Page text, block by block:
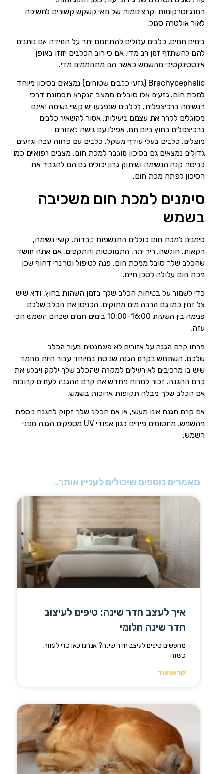
המנגיוסרקומות וקרצינומות של תאי קשקש קשורים לחשיפה
לאור אולטרה סגול.
בימים חמים, כלבים עלולים להתחמם יתר על המידה אם נותנים
להם להשתזף זמן רב מדי. אם כי רוב הכלבים יזוזו באופן
אינסטינקטיבי מהשמש כאשר הם מתחממים מדי.
Brachycephalic (גזעי כלבים שטוחים) נמצאים בסיכון מיוחד
למכת חום. גזעים אלו סובלים ממצב הנקרא תסמונת דרכי
הנשימה ברכיצפלית. לכלבים שנפגעו יש קשיי נשימה ואינם
מסוגלים לקרר את עצמם ביעילות. אסור להשאיר כלבים
ברכיצפלים בחוץ ביום חם, אפילו עם גישה לאזורים
מוצלים. כלבים בעלי עודף משקל, כלבים עם פרווה עבה וגזעים
גדולים נמצאים גם בסיכון מוגבר למכת חום. מצבים רפואיים כמו
קריסת קנה הנשימה ושיתוק גרון יכולים גם הם להגביר את
הסיכון לפתח מכת חום.
סימנים למכת חום משכיבה
בשמש
סימנים למכת חום כוללים התנשפות כבדות, קשיי נשימה,
הקאות, חולשה, ריר יתר, התמוטטות והתקפים. אם אתה חושד
שהכלב שלך סובל ממכת חום, פנה לטיפול וטרינרי דחוף שכן
מכת חום עלולה לסכן חיים.
כדי לשמור על בטיחות הכלב שלך בזמן השהות בחוץ, ודא שיש
צל זמין כמו גם הרבה מים מתוקים. הכניסו את הכלב שלכם
פנימה בין השעות 10:00-16:00 בימים חמים שבהם השמש הכי
עזה.
מרחו קרם הגנה על אזורים לא פיגמנטים בעור הכלב
שלכם. השתמש בקרם הגנה שנוסח במיוחד עבור חיות מחמד
שיש בו מרכיבים לא רעילים למקרה שהכלב שלך ילקק ויבלע את
קרם ההגנה. זכור למרוח מחדש את קרם ההגנה לעתים קרובות
אם הכלב שלך מבלה תקופות ארוכות בשמש.
אם קרם הגנה אינו מעשי, או אם הכלב שלך זקוק להגנה נוספת
מהשמש, מחסומים פיזיים כגון אפודי UV מספקים הגנה מפני
השמש.
מאמרים נוספים שיכולים לעניין אותך..
איך לעצב חדר שינה: טיפים לעיצוב
חדר שינה חלומי
מחפשים טיפים לעיצב חדר שינה? אנחנו כאן כדי לעזור.
כשזה
קראו עוד